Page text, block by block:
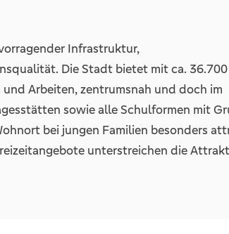
Infrastruktur,
Die Stadt bietet mit ca. 36.700
Arbeiten, zentrumsnah und doch im
sowie alle Schulformen mit
bei jungen Familien besonders
unterstreichen die
lädt sowohl das Hallen- als auch das
beliebten Angeboten aus der Region